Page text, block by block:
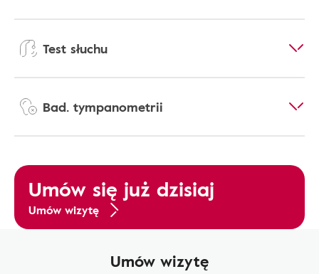
Test słuchu
Bad. tympanometrii
Umów się już dzisiaj
Umów wizytę
Umów wizytę